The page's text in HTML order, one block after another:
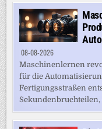
08-08-2026
Maschinenlernen
für die
Fertigungsstraßen
Sekundenbruchteilen,